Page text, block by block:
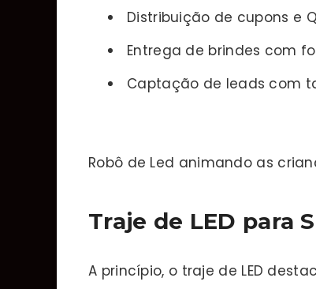
Distribuição de cupons e
Entrega de brindes com
Captação de leads com
Robô de Led animando as
Traje de LED para
A princípio, o traje de LED